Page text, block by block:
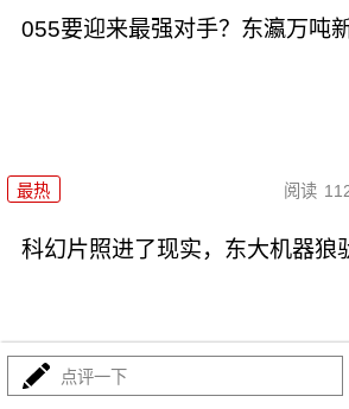
055要迎来最强对手？东瀛万吨
最热 阅读
科幻片照进了现实，东大机器狼
点评一下